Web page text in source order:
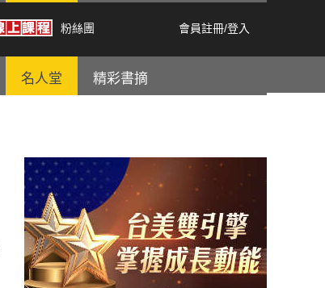
粉絲團 會員註冊/登入
名人堂 精彩書摘